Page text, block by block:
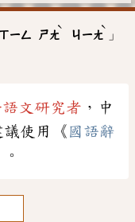
ㄒㄧㄥ ㄕㄤ
ˋ
ㄐㄧㄤ
ˋ
」
文研究者 ，中
使用《 國語辭